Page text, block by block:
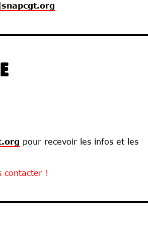
pour recevoir les infos et les
contacter !